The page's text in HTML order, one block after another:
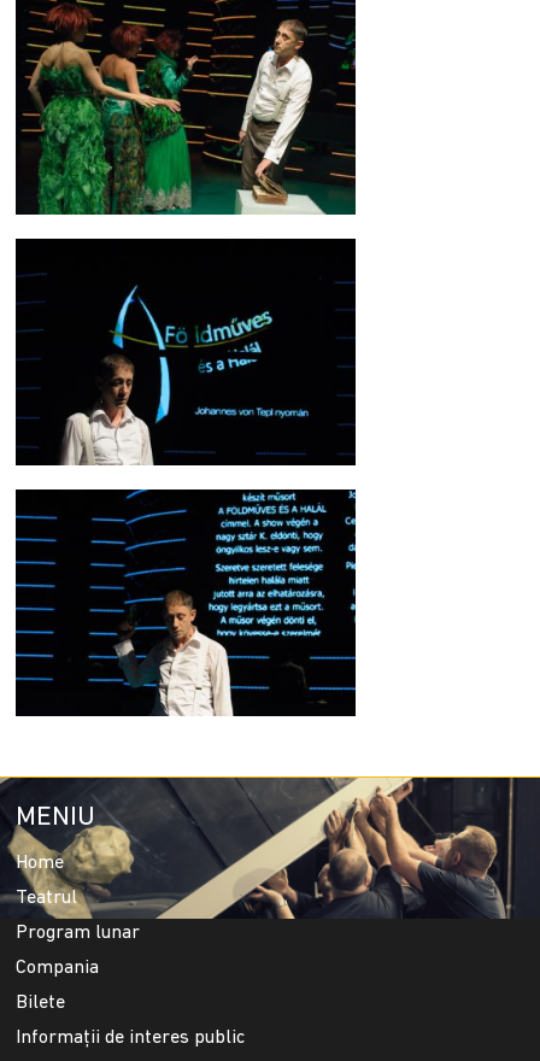
MENIU
Home
Teatrul
Program lunar
Compania
Bilete
Informații de interes public